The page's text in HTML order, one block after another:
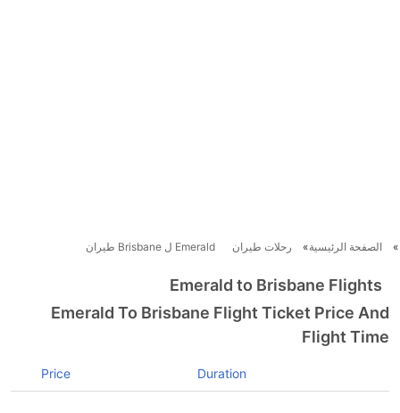
الصفحة الرئيسية رحلات طيران Emerald ل Brisbane طيران
Emerald to Brisbane Flights
Emerald To Brisbane Flight Ticket Price
Flight
Duration
Price